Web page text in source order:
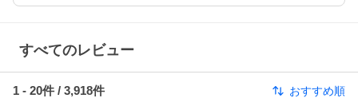
すべてのレビュー
1 - 20件 / 3,918件 おすすめ順